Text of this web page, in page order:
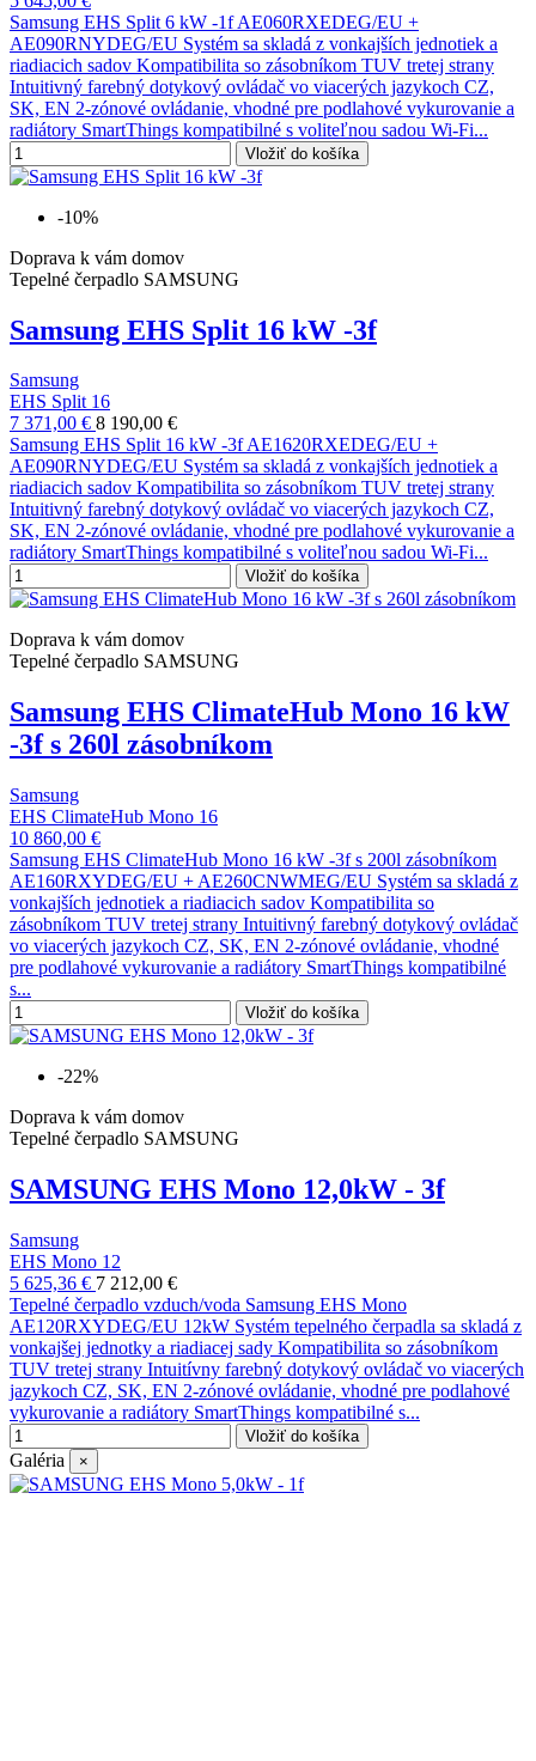
Samsung EHS Split 6 kW -1f AE060RXEDEG/EU +
AE090RNYDEG/EU Systém sa skladá z vonkajších jednotiek a
riadiacich sadov Kompatibilita so zásobníkom TUV tretej strany
Intuitivný farebný dotykový ovládač vo viacerých jazykoch CZ,
SK, EN 2-zónové ovládanie, vhodné pre podlahové vykurovanie a
radiátory SmartThings kompatibilné s voliteľnou sadou Wi-Fi...
Vložiť do košíka
-10%
Doprava k vám domov
Tepelné čerpadlo SAMSUNG
Samsung EHS Split 16 kW -3f
Samsung
EHS Split 16
7 371,00 € 8 190,00 €
Samsung EHS Split 16 kW -3f AE1620RXEDEG/EU +
AE090RNYDEG/EU Systém sa skladá z vonkajších jednotiek a
riadiacich sadov Kompatibilita so zásobníkom TUV tretej strany
Intuitivný farebný dotykový ovládač vo viacerých jazykoch CZ,
SK, EN 2-zónové ovládanie, vhodné pre podlahové vykurovanie a
radiátory SmartThings kompatibilné s voliteľnou sadou Wi-Fi...
Vložiť do košíka
Doprava k vám domov
Tepelné čerpadlo SAMSUNG
Samsung EHS ClimateHub Mono 16 kW
-3f s 260l zásobníkom
Samsung
EHS ClimateHub Mono 16
10 860,00 €
Samsung EHS ClimateHub Mono 16 kW -3f s 200l zásobníkom
AE160RXYDEG/EU + AE260CNWMEG/EU Systém sa skladá z
vonkajších jednotiek a riadiacich sadov Kompatibilita so
zásobníkom TUV tretej strany Intuitivný farebný dotykový ovládač
vo viacerých jazykoch CZ, SK, EN 2-zónové ovládanie, vhodné
pre podlahové vykurovanie a radiátory SmartThings kompatibilné
s...
Vložiť do košíka
-22%
Doprava k vám domov
Tepelné čerpadlo SAMSUNG
SAMSUNG EHS Mono 12,0kW - 3f
Samsung
EHS Mono 12
5 625,36 € 7 212,00 €
Tepelné čerpadlo vzduch/voda Samsung EHS Mono
AE120RXYDEG/EU 12kW Systém tepelného čerpadla sa skladá z
vonkajšej jednotky a riadiacej sady Kompatibilita so zásobníkom
TUV tretej strany Intuitívny farebný dotykový ovládač vo viacerých
jazykoch CZ, SK, EN 2-zónové ovládanie, vhodné pre podlahové
vykurovanie a radiátory SmartThings kompatibilné s...
Vložiť do košíka
Galéria ×